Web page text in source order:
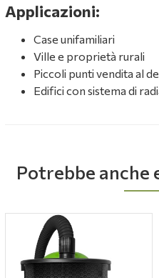
Potrebbe anche
Applicazioni:
Case unifamiliari
Ville e proprietà rurali
Piccoli punti vendita al
Edifici con sistema di